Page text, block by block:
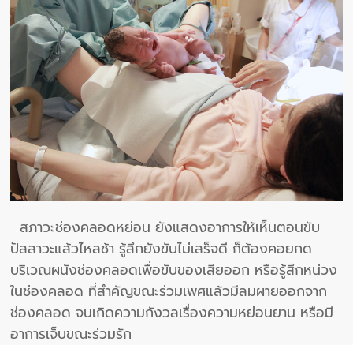
สภาวะช่องคลอดหย่อน ยังแสดงอาการให้เห็นตอนขับ
ปัสสาวะแล้วไหลช้า รู้สึกยังขับไม่เสร็จดี ก็ต้องคอยกด
บริเวณผนังช่องคลอดเพื่อขับของเสียออก หรือรู้สึกหน่วง
ในช่องคลอด ที่สำคัญขณะร่วมเพศแล้วมีลมผายออกจาก
ช่องคลอด จนเกิดความกังวลเรื่องความหย่อนยาน หรือมี
อาการเจ็บขณะร่วมรัก